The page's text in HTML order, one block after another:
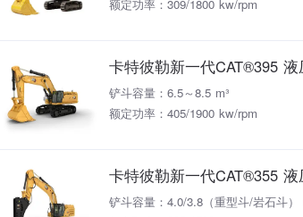
额定功率：309/1800 kw/rpm
卡特彼勒新一代CAT®395
铲斗容量：6.5～8.5 m³
额定功率：405/1900 kw/rpm
卡特彼勒新一代CAT®355
铲斗容量：4.0/3.8（重型斗/岩石斗）